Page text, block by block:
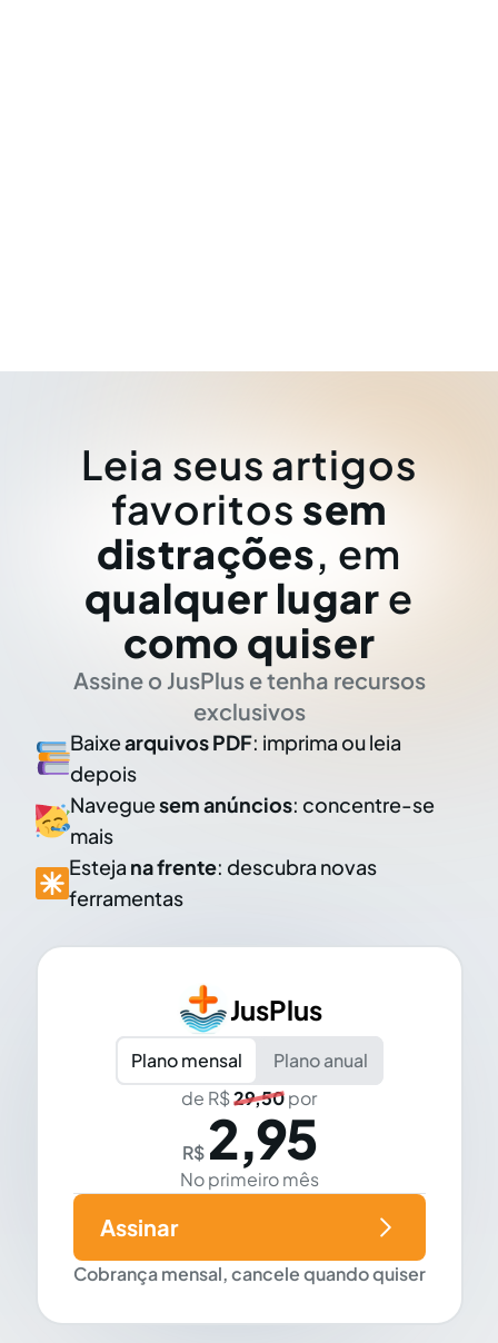
Leia seus artigos
favoritos sem
distrações, em
qualquer lugar e
como quiser
Assine o JusPlus e tenha recursos
exclusivos
Baixearquivos PDF: imprima ou leia
depois
Naveguesem anúncios: concentre-se
mais
Esteja na frente: descubra novas
ferramentas
JusPlus
Plano mensal
Plano anual
de R$29,50por
R$ 2,95
No primeiro mês
Cobrança mensal, cancele quando quiser
Assinar